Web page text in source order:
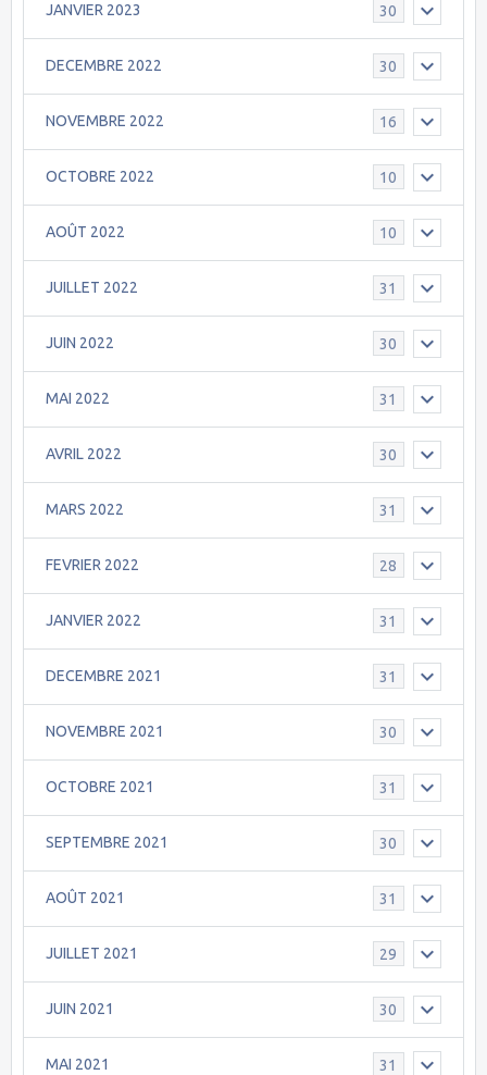
JANVIER 2023 30
DECEMBRE 2022 30
NOVEMBRE 2022 16
OCTOBRE 2022 10
AOÛT 2022 10
JUILLET 2022 31
JUIN 2022 30
MAI 2022 31
AVRIL 2022 30
MARS 2022 31
FEVRIER 2022 28
JANVIER 2022 31
DECEMBRE 2021 31
NOVEMBRE 2021 30
OCTOBRE 2021 31
SEPTEMBRE 2021 30
AOÛT 2021 31
JUILLET 2021 29
JUIN 2021 30
MAI 2021 31